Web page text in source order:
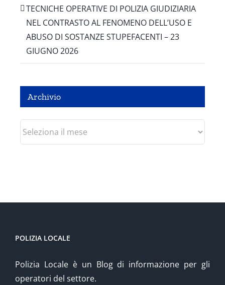
TECNICHE OPERATIVE DI POLIZIA GIUDIZIARIA
NEL CONTRASTO AL FENOMENO DELL’USO E
ABUSO DI SOSTANZE STUPEFACENTI – 23
GIUGNO 2026
Archivio
Archivio
POLIZIA LOCALE
Polizia Locale è un Blog di informazione per gli
operatori del settore.